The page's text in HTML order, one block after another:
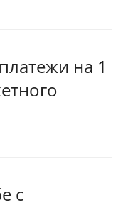
на 1
с